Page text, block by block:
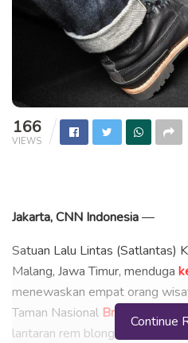
166
VIEWS
Jakarta, CNN Indonesia—
Satuan Lalu Lintas (Satlantas)
Malang, Jawa Timur, menduga
menewaskan empat orang
Taman Nasional Bromo
lantaran rem blong.
Continue